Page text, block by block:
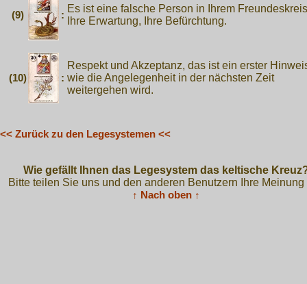
(9) :
Es ist eine falsche Person in Ihrem
Ihre Erwartung, Ihre Befürchtung.
(10) :
Respekt und Akzeptanz, das ist ein erster
wie die Angelegenheit in der nächsten Zeit
weitergehen wird.
<< Zurück zu den Legesystemen <<
Wie gefällt Ihnen das Legesystem das keltische
Bitte teilen Sie uns und den anderen Benutzern Ihre Meinung
↑ Nach oben ↑